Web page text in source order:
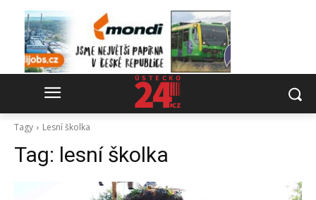
Tagy Lesní školka
Tag: lesní školka